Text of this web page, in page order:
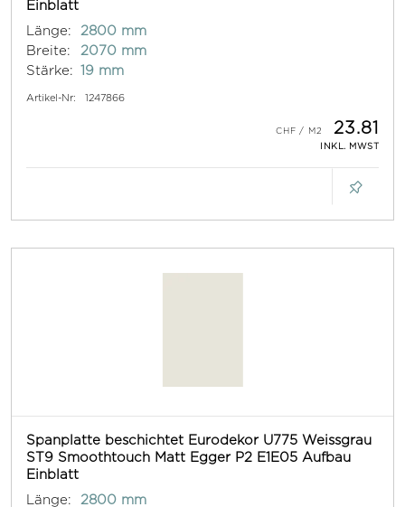
Einblatt
Länge:
2800 mm
Breite:
2070 mm
Stärke: 19 mm
Artikel-Nr: 1247866
23.81
INKL. MWST
Spanplatte beschichtet Eurodekor U775 Weissgrau
ST9 Smoothtouch Matt Egger P2 E1E05 Aufbau
Einblatt
Länge:
2800 mm